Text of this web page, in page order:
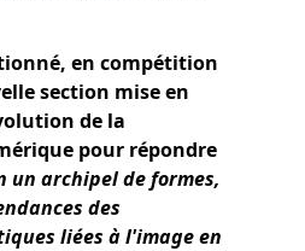
en compétition
section mise en
de la
pour répondre
un archipel de formes,
des
liées à l'image en